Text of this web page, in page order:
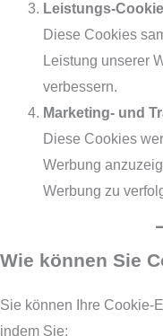
Leistungs-
Diese Cookies
Leistung unserer
verbessern.
Marketing- und
Diese Cookies
Werbung
Werbung zu
Wie können Sie
Sie können Ihre Cookie-
indem Sie: